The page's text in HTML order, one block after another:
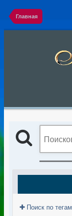
Главная
Поиск по тегам